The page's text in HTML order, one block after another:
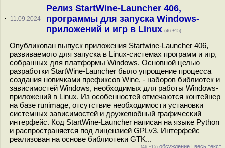
· 11.09.2024
Релиз StartWine-Launcher 406,
программы для запуска Windows-
приложений и игр в Linux (46 +15)
Опубликован выпуск приложения Startwine-Launcher 406,
развиваемого для запуска в Linux-системах программ и игр,
собранных для платформы Windows. Основной целью
разработки StartWine-Launcher было упрощение процесса
создания новичками префиксов Wine, - наборов библиотек и
зависимостей Windows, необходимых для работы Windows-
приложений в Linux. Из особенностей отмечаются контейнер
на базе runimage, отсутствие необходимости установки
системных зависимостей и дружелюбный графический
интерфейс. Код StartWine-Launcher написан на языке Python
и распространяется под лицензией GPLv3. Интерфейс
реализован на основе библиотеки GTK...
(46 +15) обсуждение | весь текст